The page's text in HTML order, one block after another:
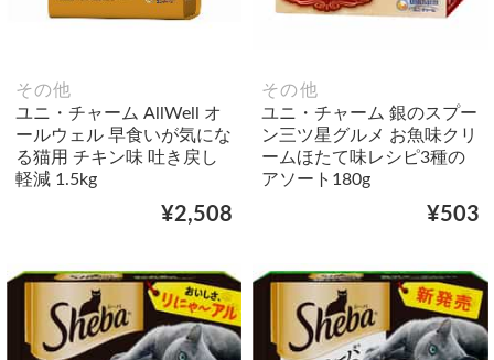
その他
ユニ・チャーム AllWell オ
ールウェル 早食いが気にな
る猫用 チキン味 吐き戻し
軽減 1.5kg
¥2,508
その他
ユニ・チャーム 銀のスプー
ン三ツ星グルメ お魚味クリ
ームほたて味レシピ3種の
アソート180g
¥503